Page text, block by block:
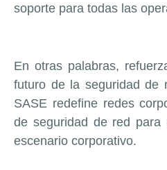
soporte para todas las
En otras palabras,
futuro de la seguridad de
SASE redefine redes
de seguridad de red para
escenario corporativo.